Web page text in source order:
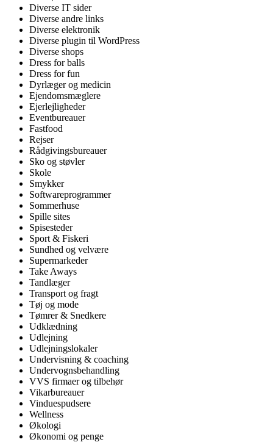
Diverse IT sider
Diverse andre links
Diverse elektronik
Diverse plugin til WordPress
Diverse shops
Dress for balls
Dress for fun
Dyrlæger og medicin
Ejendomsmæglere
Ejerlejligheder
Eventbureauer
Fastfood
Rejser
Rådgivingsbureauer
Sko og støvler
Skole
Smykker
Softwareprogrammer
Sommerhuse
Spille sites
Spisesteder
Sport & Fiskeri
Sundhed og velvære
Supermarkeder
Take Aways
Tandlæger
Transport og fragt
Tøj og mode
Tømrer & Snedkere
Udklædning
Udlejning
Udlejningslokaler
Undervisning & coaching
Undervognsbehandling
VVS firmaer og tilbehør
Vikarbureauer
Vinduespudsere
Wellness
Økologi
Økonomi og penge